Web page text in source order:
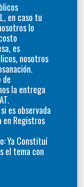
en caso tu
lo
es
nosotros
de
la entrega
es observada
en Registros
Ya Constituí
el tema con